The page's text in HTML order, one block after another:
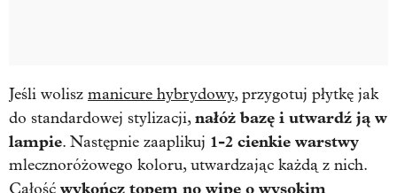
Jeśli wolisz manicure hybrydowy, przygotuj płytkę jak
do standardowej stylizacji,nałóż bazę i utwardź ją w
lampie. Następnie zaaplikuj 1-2 cienkie warstwy
mlecznoróżowego koloru, utwardzając każdą z nich.
Całość wykończ topem no wipe o wysokim